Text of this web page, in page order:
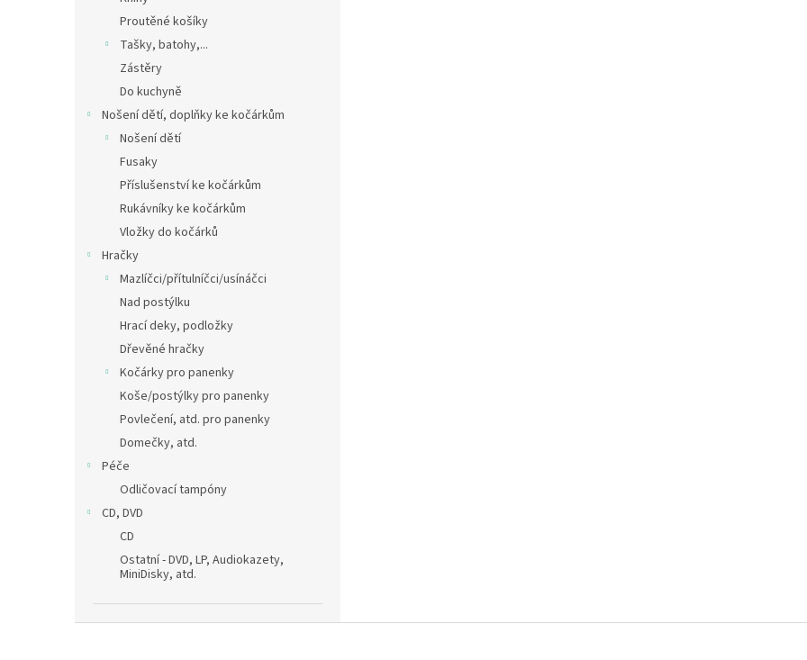
Proutěné košíky
Tašky, batohy,...
Zástěry
Do kuchyně
Nošení dětí, doplňky ke kočárkům
Nošení dětí
Fusaky
Příslušenství ke kočárkům
Rukávníky ke kočárkům
Vložky do kočárků
Hračky
Mazlíčci/přítulníčci/usínáčci
Nad postýlku
Hrací deky, podložky
Dřevěné hračky
Kočárky pro panenky
Koše/postýlky pro panenky
Povlečení, atd. pro panenky
Domečky, atd.
Péče
Odličovací tampóny
CD, DVD
CD
Ostatní - DVD, LP, Audiokazety,
MiniDisky, atd.